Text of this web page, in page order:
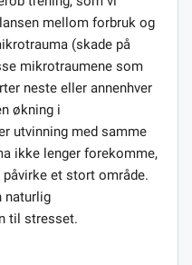
mellom forbruk og
(skade på
mikrotraumene som
neste eller annenhver
økning i
utvinning med samme
ikke lenger forekomme,
et stort område.
naturlig
til stresset.